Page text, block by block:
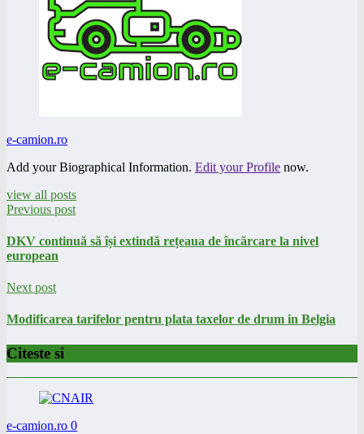
e-camion.ro
Add your Biographical Information. Edit your Profile now.
view all posts
Previous post
DKV continuă să își extindă rețeaua de încărcare la nivel
european
Next post
Modificarea tarifelor pentru plata taxelor de drum in Belgia
Citeste si
e-camion.ro 0